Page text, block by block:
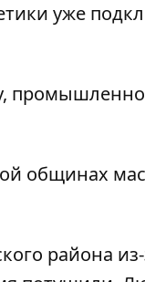
уже
общинах
района из-